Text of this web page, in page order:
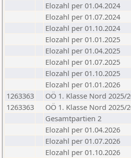
Elozahl per 01.04.2024
Elozahl per 01.07.2024
Elozahl per 01.10.2024
Elozahl per 01.01.2025
Elozahl per 01.04.2025
Elozahl per 01.07.2025
Elozahl per 01.10.2025
Elozahl per 01.01.2026
1263363
OÖ 1. Klasse Nord 2025/
1263363
OÖ 1. Klasse Nord 2025/
Gesamtpartien 2
Elozahl per 01.04.2026
Elozahl per 01.07.2026
Elozahl per 01.10.2026